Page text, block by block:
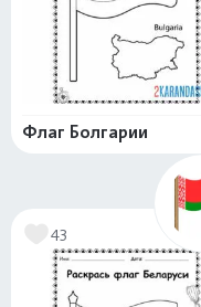
Флаг Болгарии
43